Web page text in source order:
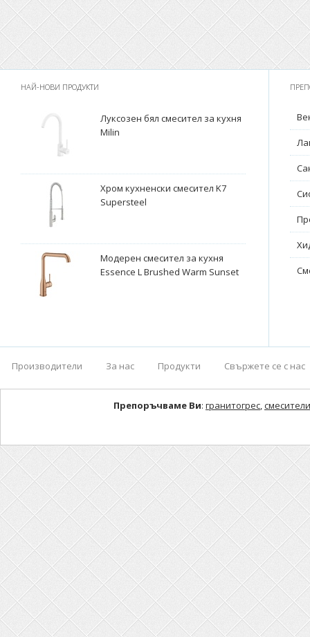
НАЙ-НОВИ ПРОДУКТИ
Луксозен бял смесител за кухня
Milin
Хром кухненски смесител K7
Supersteel
Модерен смесител за кухня
Essence L Brushed Warm Sunset
Производители За нас Продукти Свържете се с нас
Препоръчваме Ви: гранитогрес,